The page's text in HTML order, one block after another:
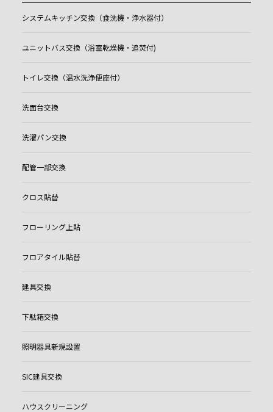
システムキッチン交換（食洗機・浄水器付）
ユニットバス交換（浴室乾燥機・追焚付)
トイレ交換（温水洗浄便座付）
洗面台交換
洗濯パン交換
配管一部交換
クロス貼替
フローリング上貼
フロアタイル貼替
建具交換
下駄箱交換
照明器具新規設置
SIC建具交換
ハウスクリーニング